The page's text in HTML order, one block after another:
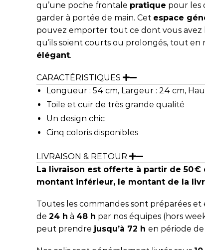
qu’une poche frontale pratique pour les
garder à portée de main. Cet espace
pouvez emporter tout ce dont vous avez
qu’ils soient courts ou prolongés, tout en
élégant.
CARACTÉRISTIQUES
Longueur : 54 cm, Largeur : 24 cm,
Toile et cuir de très grande qualité
Un design chic
Cinq coloris disponibles
LIVRAISON & RETOUR
La livraison est offerte à partir de 50 €
montant inférieur, le montant de la
Toutes les commandes sont préparées et
de 24 h à 48 h par nos équipes (hors
peut prendre jusqu’à 72 h en période